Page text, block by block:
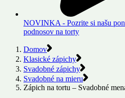
NOVINKA - Pozrite si našu
podnosov na torty
Domov
Klasické zápichy
Svadobné zápichy
Svadobné na mieru
Zápich na tortu – Svadobné